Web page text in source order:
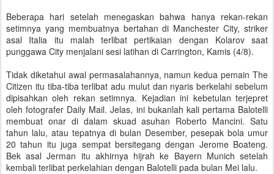
Beberapa hari setelah menegaskan bahwa hanya rekan-rekan
setimnya yang membuatnya bertahan di Manchester City, striker
asal Italia itu malah terlibat pertikaian dengan Kolarov saat
punggawa City menjalani sesi latihan di Carrington, Kamis (4/8).
Tidak diketahui awal permasalahannya, namun kedua pemain The
Citizen itu tiba-tiba terlibat adu mulut dan nyaris berkelahi sebelum
dipisahkan oleh rekan setimnya. Kejadian ini kebetulan terjepret
oleh fotografer Daily Mail. Jelas, ini bukanlah kali pertama Balotelli
membuat onar di dalam skuad asuhan Roberto Mancini. Satu
tahun lalu, atau tepatnya di bulan Desember, pesepak bola umur
20 tahun itu juga sempat bersitegang dengan Jerome Boateng.
Bek asal Jerman itu akhirnya hijrah ke Bayern Munich setelah
kembali terlibat perkelahian dengan Balotelli pada bulan Mei lalu.